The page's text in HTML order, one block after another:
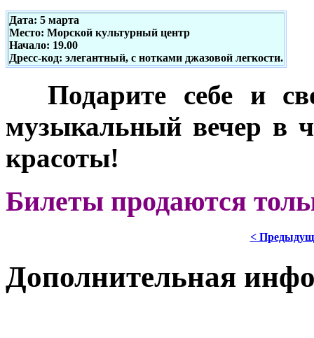
Дата: 5 марта
Место: Морской культурный центр
Начало: 19.00
Дресс-код: элегантный, с нотками джазовой легкости.
Подарите себе и
музыкальный вечер в
красоты!
Билеты продаются
<
Дополнительная